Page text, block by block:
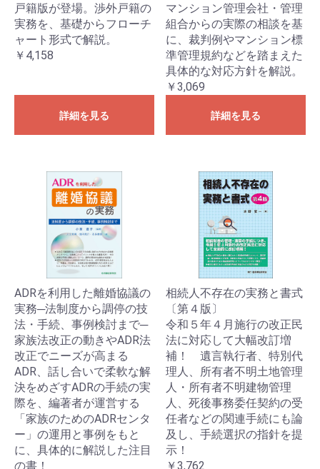
戸籍版が登場。渉外戸籍の
実務を、基礎からフローチ
ャート形式で解説。
￥4,158
詳細を見る
マンション管理会社・管理
組合からの実際の相談を基
に、裁判例やマンション標
準管理規約などを踏まえた
具体的な対応方針を解説。
￥3,069
詳細を見る
ADRを利用した離婚協議の
実務─法制度から調停の技
法・手続、事例検討まで─
家族法改正の動きやADR法
改正でニーズが高まる
ADR、話し合いで柔軟な解
決をめざすADRの手続の実
際を、編著者が運営する
「家族のためのADRセンタ
ー」の運用と事例をもと
に、具体的に解説した注目
の書！
相続人不存在の実務と書式
〔第４版〕
令和５年４月施行の改正民
法に対応して大幅改訂増
補！ 遺言執行者、特別代
理人、所有者不明土地管理
人・所有者不明建物管理
人、死後事務委任契約の受
任者などの関連手続にも論
及し、手続選択の指針を提
示！
￥3,762